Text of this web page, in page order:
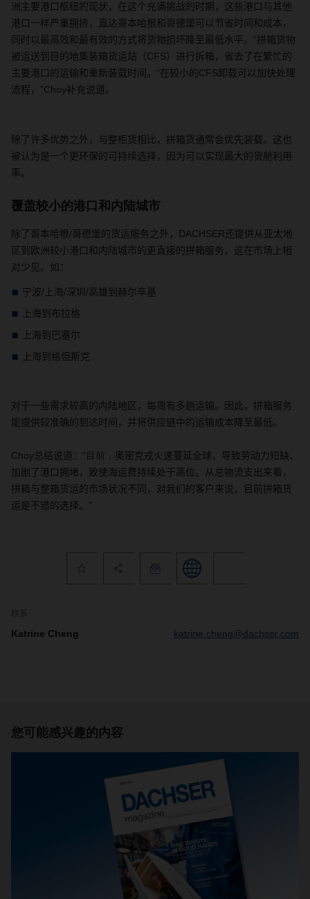
洲主要港口枢纽的现状，在这个充满挑战的时期，这些港口与其他
港口一样严重拥挤，直达哥本哈根和哥德堡可以节省时间和成本，
同时以最高效和最有效的方式将货物损坏降至最低水平。 ”拼箱货物
被运送到目的地集装箱货运站 （CFS） 进行拆箱 ， 省去了在繁忙的
主要港口的运输和重新装载时间。 “在较小的CFS卸载可以加快处理
流程， ”Choy补充说道。
除了许多优势之外 ， 与整柜货相比 ， 拼箱货通常会优先装载。这也
被认为是一个更环保的可持续选择，因为可以实现最大的货舱利用
率。
覆盖较小的港口和内陆城市
除了哥本哈根/哥德堡的货运服务之外， DACHSER还提供从亚太地
区到欧洲较小港口和内陆城市的更直接的拼箱服务，这在市场上相
对少见。如：
宁波/ 上海/深圳 /高雄到赫尔辛基
上海到布拉格
上海到巴塞尔
上海到格但斯克
对于一些需求较高的内陆地区 ， 每周有多趟运输。因此，拼箱服务
能提供较准确的到达时间，并将供应链中的运输成本降至最低。
Choy总结说道： “目前， 奥密克戎火速蔓延全球，导致劳动力短缺、
加剧了港口拥堵，致使海运费持续处于高位。从总物流支出来看，
拼箱与整箱货运的市场状况不同，对我们的客户来说，目前拼箱货
运是不错的选择。 ”
Katrine Cheng katrine.cheng@dachser.com
您可能感兴趣的内容